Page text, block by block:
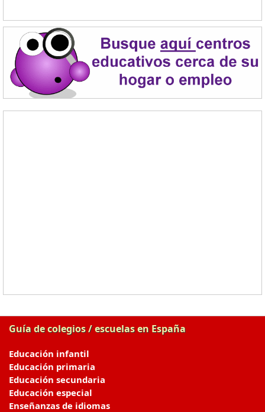
Guía de colegios / escuelas en España
Educación infantil
Educación primaria
Educación secundaria
Educación especial
Enseñanzas de idiomas